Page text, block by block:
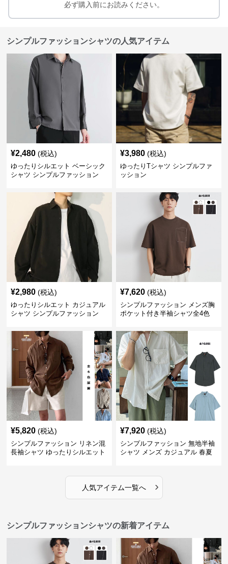
必ず購入前にお読みください。
シンプルファッションシャツの人気アイテム
¥2,480 (税込)
ゆったりシルエット ベーシック
シャツ シンプルファッション
¥3,980 (税込)
ゆったりTシャツ シンプルファ
ッション
¥2,980 (税込)
ゆったりシルエット カジュアル
シャツ シンプルファッション
¥7,620 (税込)
シンプルファッション メンズ胸
ポケット付き半袖シャツ全4色
¥5,820 (税込)
シンプルファッション リネン混
長袖シャツ ゆったりシルエット
¥7,920 (税込)
シンプルファッション 無地半袖
シャツ メンズ カジュアル 春夏
人気アイテム一覧へ ›
シンプルファッションシャツの新着アイテム